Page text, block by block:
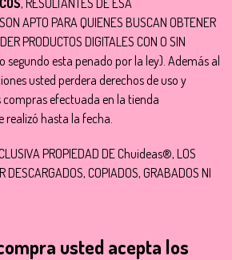
, RESULTANTES DE ESA
APTO PARA QUIENES BUSCAN OBTENER
PRODUCTOS DIGITALES CON O SIN
segundo esta penado por la ley). Además al
usted perdera derechos de uso y
compras efectuada en la tienda
hasta la fecha.
PROPIEDAD DE Chuideas®, LOS
DESCARGADOS, COPIADOS, GRABADOS NI
usted acepta los